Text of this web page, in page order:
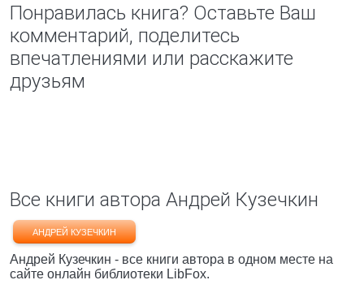
Понравилась книга? Оставьте Ваш
комментарий, поделитесь
впечатлениями или расскажите
друзьям
Все книги автора Андрей Кузечкин
АНДРЕЙ КУЗЕЧКИН
Андрей Кузечкин - все книги автора в одном месте на
сайте онлайн библиотеки LibFox.